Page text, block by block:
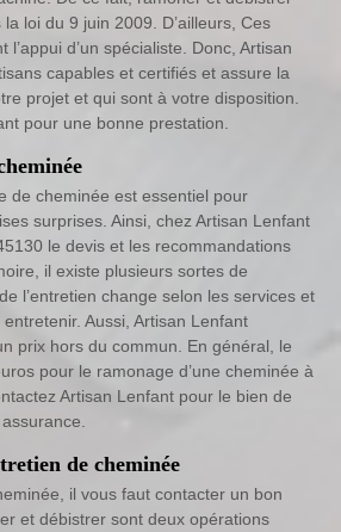
loi du 9 juin 2009. D’ailleurs, Ces
d’un spécialiste. Donc, Artisan
capables et certifiés et assure la
projet et qui sont à votre disposition.
pour une bonne prestation.
de cheminée est essentiel pour
surprises. Ainsi, chez Artisan Lenfant
le devis et les recommandations
il existe plusieurs sortes de
l’entretien change selon les services et
Aussi, Artisan Lenfant
prix hors du commun. En général, le
pour le ramonage d’une cheminée à
Artisan Lenfant pour le bien de
de cheminée
il vous faut contacter un bon
et débistrer sont deux opérations